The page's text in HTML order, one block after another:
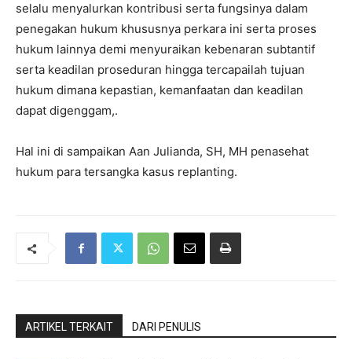
selalu menyalurkan kontribusi serta fungsinya dalam
penegakan hukum khususnya perkara ini serta proses
hukum lainnya demi menyuraikan kebenaran subtantif
serta keadilan proseduran hingga tercapailah tujuan
hukum dimana kepastian, kemanfaatan dan keadilan
dapat digenggam,.
Hal ini di sampaikan Aan Julianda, SH, MH penasehat
hukum para tersangka kasus replanting.
ARTIKEL TERKAIT DARI PENULIS